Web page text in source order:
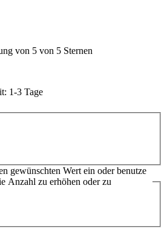
von 5 von 5 Sternen
1-3 Tage
gewünschten Wert ein oder benutze
Anzahl zu erhöhen oder zu